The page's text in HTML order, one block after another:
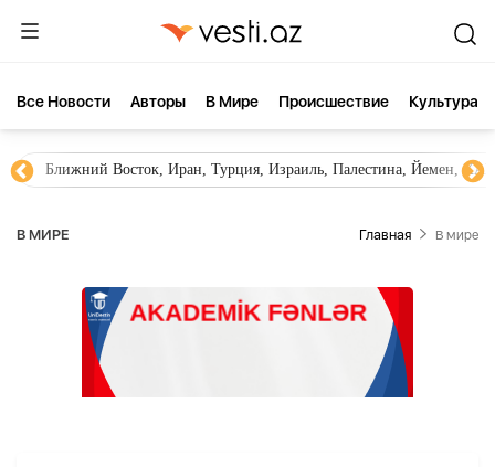
Все Новости Aвторы В Мире Происшествие Культура
Ближний Восток, Иран, Турция, Израиль, Палестина, Йемен,
В МИРЕ Главная В мире